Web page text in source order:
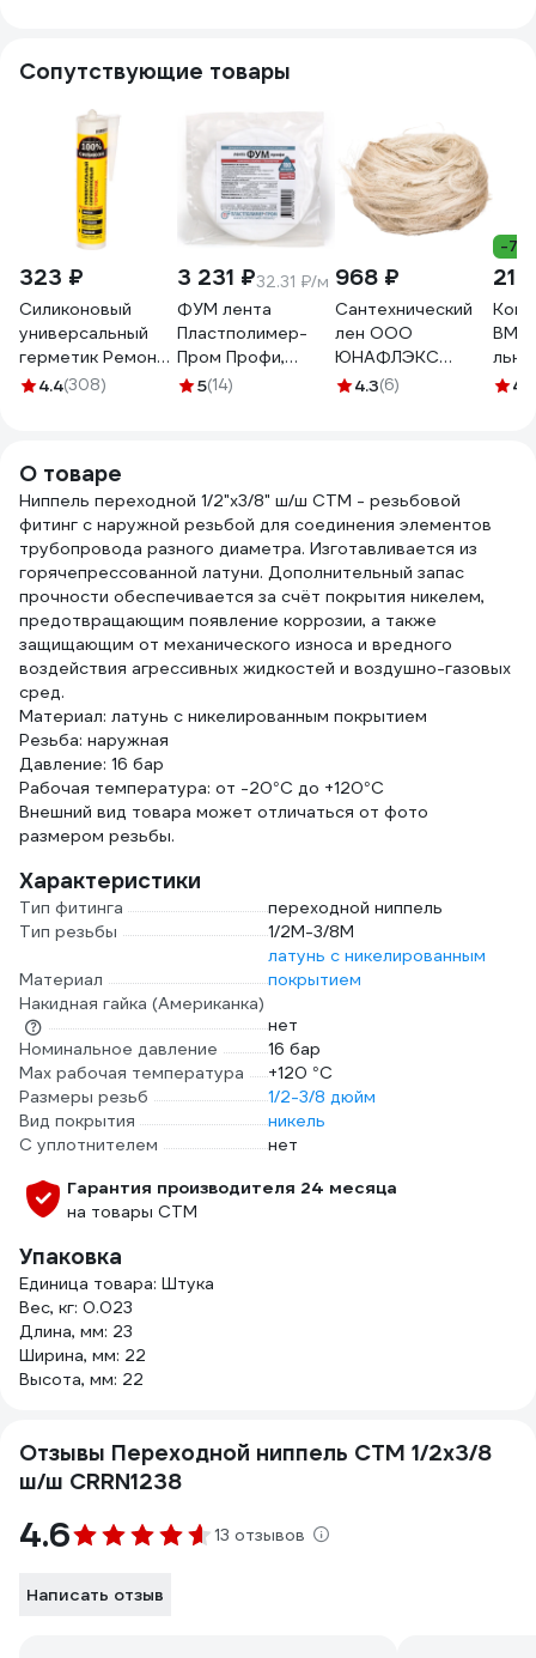
Сопутствующие товары
323 ₽
Силиконовый
универсальный
герметик Ремонт
на 100%
4.4(308)
3 231 ₽32.31 ₽/м
ФУМ лента
Пластполимер-
Пром Профи,
0,1х15 мм, 100 м
5(14)
968 ₽
Сантехнический
лен ООО
ЮНАФЛЭКС
ЭКСТРА 500 гр Л/
4.3(6)
-7%
H2O
4.9
О товаре
Ниппель переходной 1/2"x3/8" ш/ш CTM - резьбовой
фитинг с наружной резьбой для соединения элементов
трубопровода разного диаметра. Изготавливается из
горячепрессованной латуни. Дополнительный запас
прочности обеспечивается за счёт покрытия никелем,
предотвращающим появление коррозии, а также
защищающим от механического износа и вредного
воздействия агрессивных жидкостей и воздушно-газовых
сред.
Материал: латунь с никелированным покрытием
Резьба: наружная
Давление: 16 бар
Рабочая температура: от -20°С до +120°С
Внешний вид товара может отличаться от фото
размером резьбы.
Характеристики
Тип фитинга
переходной ниппель
Тип резьбы
1/2M-3/8M
Материал
латунь с никелированным
покрытием
Накидная гайка (Американка)
нет
Номинальное давление
16 бар
Max рабочая температура
+120 °С
Размеры резьб
1/2-3/8 дюйм
Вид покрытия
никель
С уплотнителем
нет
Гарантия производителя 24 месяца
на товары СТМ
Упаковка
Единица товара: Штука
Вес, кг: 0.023
Длина, мм: 23
Ширина, мм: 22
Высота, мм: 22
Отзывы Переходной ниппель СТМ 1/2x3/8
ш/ш CRRN1238
4.6 13 отзывов
Написать отзыв